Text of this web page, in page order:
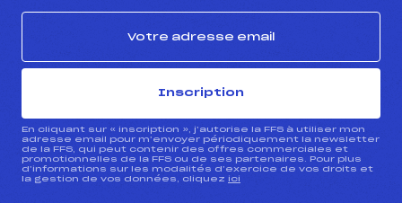
Inscription
En cliquant sur « inscription », j’autorise la FFS à utiliser mon
adresse email pour m’envoyer périodiquement la newsletter
de la FFS, qui peut contenir des offres commerciales et
promotionnelles de la FFS ou de ses partenaires. Pour plus
d’informations sur les modalités d’exercice de vos droits et
la gestion de vos données, cliquez ici